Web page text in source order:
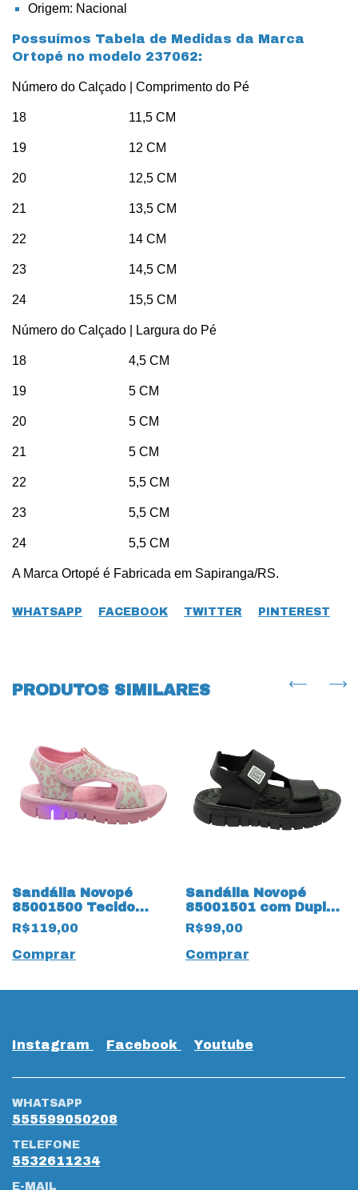
Origem: Nacional
Possuímos Tabela de Medidas da Marca
Ortopé no modelo 237062:
Número do Calçado | Comprimento do Pé
18 11,5 CM
19 12 CM
20 12,5 CM
21 13,5 CM
22 14 CM
23 14,5 CM
24 15,5 CM
Número do Calçado | Largura do Pé
18 4,5 CM
19 5 CM
20 5 CM
21 5 CM
22 5,5 CM
23 5,5 CM
24 5,5 CM
A Marca Ortopé é Fabricada em Sapiranga/RS.
WHATSAPP FACEBOOK TWITTER PINTEREST
PRODUTOS SIMILARES
Sandália Novopé
85001500 Tecido
14211 Rosa com LED
R$119,00
Comprar
Sandália Novopé
85001501 com Duplo
Velcro 14209 Preto
R$99,00
Comprar
Instagram Facebook Youtube
WHATSAPP
555599050208
TELEFONE
5532611234
E-MAIL